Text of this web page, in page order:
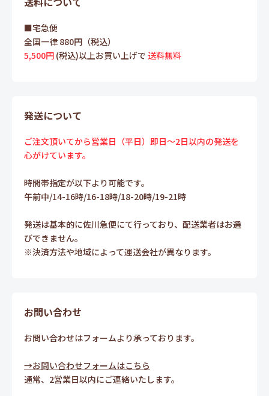
■宅急便
全国一律 880円（税込）
5,500円 (税込)以上お買い上げで 送料無料
発送について
ご注文頂いてから営業日（平日）即日～2日以内の発送を
心がけています。
時間帯指定が以下より可能です。
午前中/14-16時/16-18時/18-20時/19-21時
発送は基本的に佐川急便にて行っており、配送業者はお選
びできません。
※決済方法や地域によって運送会社が異なります。
お問い合わせ
お問い合わせはフォームより承っております。
→お問い合わせフォームはこちら
通常、2営業日以内にご連絡いたします。